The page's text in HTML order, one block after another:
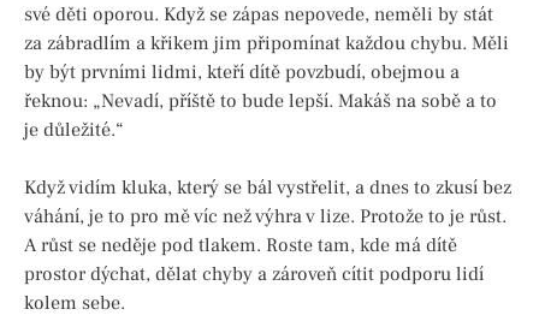
své děti oporou. Když se zápas nepovede, neměli by stát
za zábradlím a křikem jim připomínat každou chybu. Měli
by být prvními lidmi, kteří dítě povzbudí, obejmou a
řeknou: „Nevadí, příště to bude lepší. Makáš na sobě a to
je důležité.“
Když vidím kluka, který se bál vystřelit, a dnes to zkusí bez
váhání, je to pro mě víc než výhra v lize. Protože to je růst.
A růst se neděje pod tlakem. Roste tam, kde má dítě
prostor dýchat, dělat chyby a zároveň cítit podporu lidí
kolem sebe.